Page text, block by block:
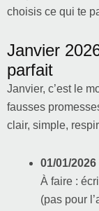
choisis ce qui te
Janvier
parfait
Janvier, c’est le
fausses
clair, simple,
01/01/2026
À faire :
(pas pour